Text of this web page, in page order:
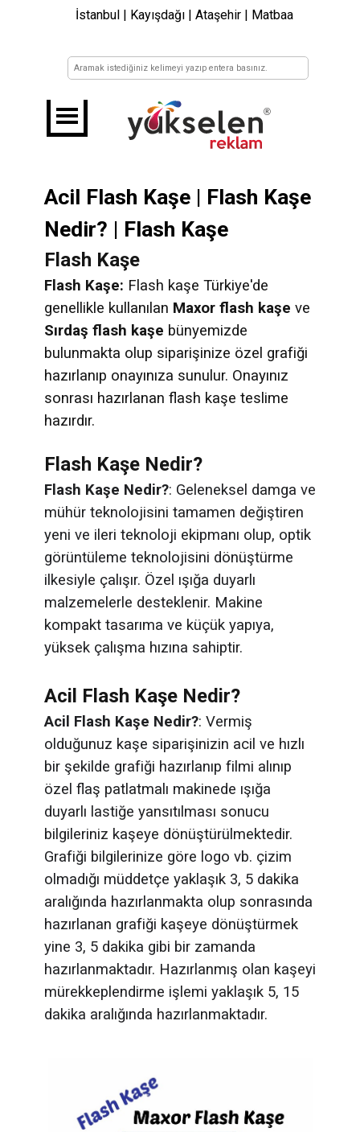
İstanbul | Kayışdağı | Ataşehir | Matbaa
Acil Flash Kaşe | Flash Kaşe
Nedir? | Flash Kaşe
Flash Kaşe
Flash Kaşe: Flash kaşe Türkiye'de
genellikle kullanılan Maxor flash kaşe ve
Sırdaş flash kaşe bünyemizde
bulunmakta olup siparişinize özel grafiği
hazırlanıp onayınıza sunulur. Onayınız
sonrası hazırlanan flash kaşe teslime
hazırdır.
Flash Kaşe Nedir?
Flash Kaşe Nedir?: Geleneksel damga ve
mühür teknolojisini tamamen değiştiren
yeni ve ileri teknoloji ekipmanı olup, optik
görüntüleme teknolojisini dönüştürme
ilkesiyle çalışır. Özel ışığa duyarlı
malzemelerle desteklenir. Makine
kompakt tasarıma ve küçük yapıya,
yüksek çalışma hızına sahiptir.
Acil Flash Kaşe Nedir?
Acil Flash Kaşe Nedir?: Vermiş
olduğunuz kaşe siparişinizin acil ve hızlı
bir şekilde grafiği hazırlanıp filmi alınıp
özel flaş patlatmalı makinede ışığa
duyarlı lastiğe yansıtılması sonucu
bilgileriniz kaşeye dönüştürülmektedir.
Grafiği bilgilerinize göre logo vb. çizim
olmadığı müddetçe yaklaşık 3, 5 dakika
aralığında hazırlanmakta olup sonrasında
hazırlanan grafiği kaşeye dönüştürmek
yine 3, 5 dakika gibi bir zamanda
hazırlanmaktadır. Hazırlanmış olan kaşeyi
mürekkeplendirme işlemi yaklaşık 5, 15
dakika aralığında hazırlanmaktadır.